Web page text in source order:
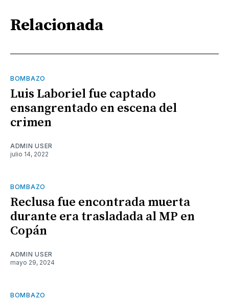
Relacionada
BOMBAZO
Luis Laboriel fue captado
ensangrentado en escena del
crimen
ADMIN USER
julio 14, 2022
BOMBAZO
Reclusa fue encontrada muerta
durante era trasladada al MP en
Copán
ADMIN USER
mayo 29, 2024
BOMBAZO